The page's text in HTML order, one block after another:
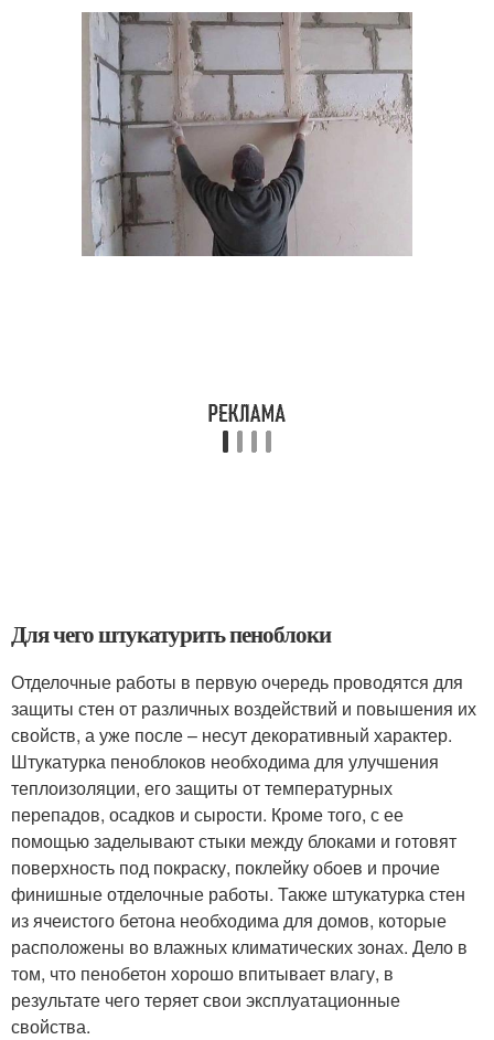
Для чего штукатурить пеноблоки
Отделочные работы в первую очередь проводятся для
защиты стен от различных воздействий и повышения их
свойств, а уже после – несут декоративный характер.
Штукатурка пеноблоков необходима для улучшения
теплоизоляции, его защиты от температурных
перепадов, осадков и сырости. Кроме того, с ее
помощью заделывают стыки между блоками и готовят
поверхность под покраску, поклейку обоев и прочие
финишные отделочные работы. Также штукатурка стен
из ячеистого бетона необходима для домов, которые
расположены во влажных климатических зонах. Дело в
том, что пенобетон хорошо впитывает влагу, в
результате чего теряет свои эксплуатационные
свойства.